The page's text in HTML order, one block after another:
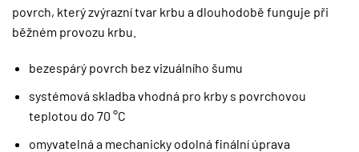
povrch, který zvýrazní tvar krbu a dlouhodobě funguje při
běžném provozu krbu.
bezespárý povrch bez vizuálního šumu
systémová skladba vhodná pro krby s povrchovou
teplotou do 70 °C
omyvatelná a mechanicky odolná finální úprava